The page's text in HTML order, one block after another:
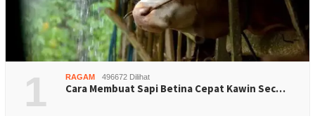
1 RAGAM 496672 Dilihat
Cara Membuat Sapi Betina Cepat Kawin Sec…